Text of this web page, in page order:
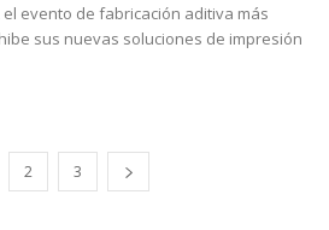
el evento de fabricación aditiva más
sus nuevas soluciones de impresión
2 3